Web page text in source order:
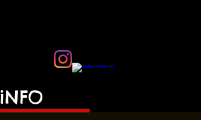
iNFO